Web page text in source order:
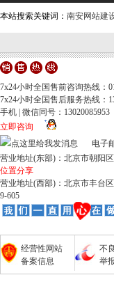
本站搜索关键词： 南安网站建
7x24小时全国售前咨询热线：
7x24小时全国售后服务热线：
手机 | 微信同号：
立即咨询
电子
营业地址(东部)：北京市朝阳
位置分享
营业地址(西部)：北京市丰台
9-605
经营性网站
备案信息
不
举